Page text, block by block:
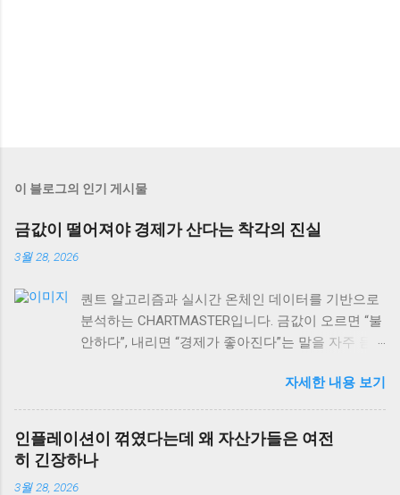
이 블로그의 인기 게시물
금값이 떨어져야 경제가 산다는 착각의 진실
3월 28, 2026
퀀트 알고리즘과 실시간 온체인 데이터를 기반으로
분석하는 CHARTMASTER입니다. 금값이 오르면 “불
안하다”, 내리면 “경제가 좋아진다”는 말을 자주 듣
재 글로벌 자산시장을 보면, 이런 단순한 공식이 얼
마나 위험한지 알 수 있어요. 실제로는 금값과 경제
성장의 관계가 훨씬 복잡하고, 때로는 정반대로 작
용하기도 합니다. 오늘은 금값 움직임을 제대로 읽
는 법과 상품시장 수급 동향, 그리고 역발상 투자의
자세한 내용 보기
인플레이션이 꺾였다는데 왜 자산가들은 여전
히 긴장하나
3월 28, 2026